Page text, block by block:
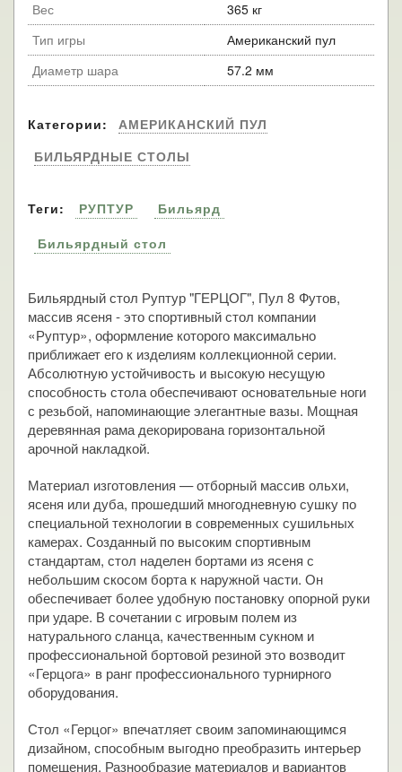
Вес
365 кг
Тип игры
Американский пул
Диаметр шара
57.2 мм
Категории:
АМЕРИКАНСКИЙ ПУЛ
БИЛЬЯРДНЫЕ СТОЛЫ
Теги: РУПТУР
Бильярд
Бильярдный стол
Бильярдный стол Руптур "ГЕРЦОГ", Пул 8 Футов,
массив ясеня - это спортивный стол компании
«Руптур», оформление которого максимально
приближает его к изделиям коллекционной серии.
Абсолютную устойчивость и высокую несущую
способность стола обеспечивают основательные ноги
с резьбой, напоминающие элегантные вазы. Мощная
деревянная рама декорирована горизонтальной
арочной накладкой.
Материал изготовления — отборный массив ольхи,
ясеня или дуба, прошедший многодневную сушку по
специальной технологии в современных сушильных
камерах. Созданный по высоким спортивным
стандартам, стол наделен бортами из ясеня с
небольшим скосом борта к наружной части. Он
обеспечивает более удобную постановку опорной руки
при ударе. В сочетании с игровым полем из
натурального сланца, качественным сукном и
профессиональной бортовой резиной это возводит
«Герцога» в ранг профессионального турнирного
оборудования.
Стол «Герцог» впечатляет своим запоминающимся
дизайном, способным выгодно преобразить интерьер
помещения. Разнообразие материалов и вариантов